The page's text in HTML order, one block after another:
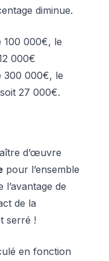
diminue.
100 000€, le
000€
300 000€, le
27 000€.
d’œuvre
pour l’ensemble
de
de la
serré !
en fonction